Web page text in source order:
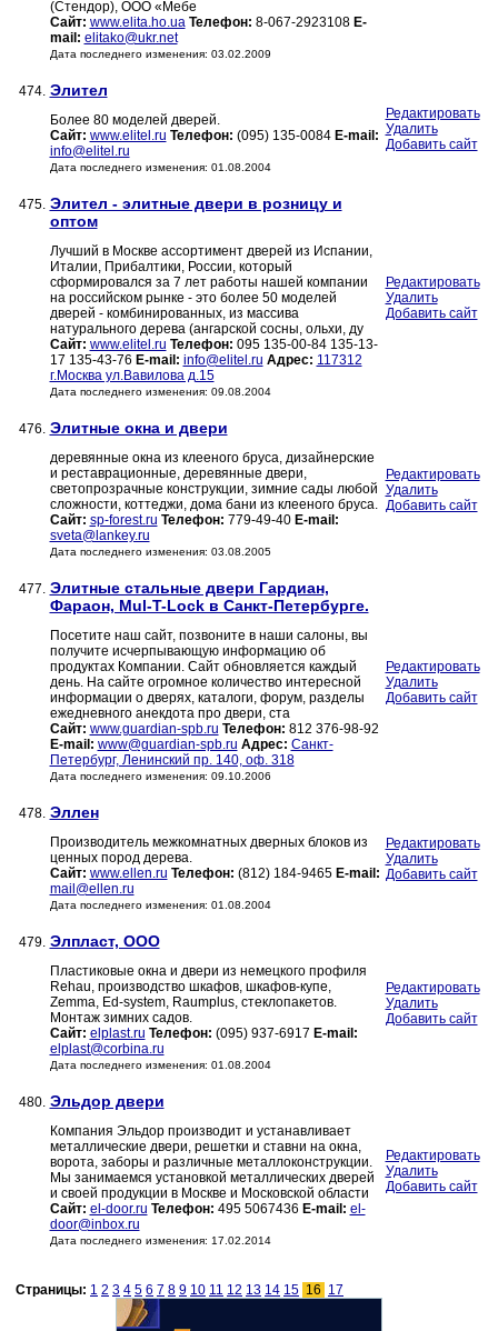
(Стендор), ООО «Мебе
Сайт: www.elita.ho.ua Телефон: 8-067-2923108 E-
mail: elitako@ukr.net
Дата последнего изменения: 03.02.2009
474. Элител
Более 80 моделей дверей.
Сайт: www.elitel.ru Телефон: (095) 135-0084 E-mail:
info@elitel.ru
Дата последнего изменения: 01.08.2004
Редактировать
Удалить
Добавить сайт
475. Элител - элитные двери в розницу и
оптом
Лучший в Москве ассортимент дверей из Испании,
Италии, Прибалтики, России, который
сформировался за 7 лет работы нашей компании
на российском рынке - это более 50 моделей
дверей - комбинированных, из массива
натурального дерева (ангарской сосны, ольхи, ду
Сайт: www.elitel.ru Телефон: 095 135-00-84 135-13-
17 135-43-76 E-mail: info@elitel.ru Адрес: 117312
г.Москва ул.Вавилова д.15
Дата последнего изменения: 09.08.2004
Редактировать
Удалить
Добавить сайт
476. Элитные окна и двери
деревянные окна из клееного бруса, дизайнерские
и реставрационные, деревянные двери,
светопрозрачные конструкции, зимние сады любой
сложности, коттеджи, дома бани из клееного бруса.
Сайт: sp-forest.ru Телефон: 779-49-40 E-mail:
sveta@lankey.ru
Дата последнего изменения: 03.08.2005
Редактировать
Удалить
Добавить сайт
477. Элитные стальные двери Гардиан,
Фараон, Mul-T-Lock в Санкт-Петербурге.
Посетите наш сайт, позвоните в наши салоны, вы
получите исчерпывающую информацию об
продуктах Компании. Сайт обновляется каждый
день. На сайте огромное количество интересной
информации о дверях, каталоги, форум, разделы
ежедневного анекдота про двери, ста
Сайт: www.guardian-spb.ru Телефон: 812 376-98-92
E-mail: www@guardian-spb.ru Адрес: Санкт-
Петербург, Ленинский пр. 140, оф. 318
Дата последнего изменения: 09.10.2006
Редактировать
Удалить
Добавить сайт
478. Эллен
Производитель межкомнатных дверных блоков из
ценных пород дерева.
Сайт: www.ellen.ru Телефон: (812) 184-9465 E-mail:
mail@ellen.ru
Дата последнего изменения: 01.08.2004
Редактировать
Удалить
Добавить сайт
479. Элпласт, ООО
Пластиковые окна и двери из немецкого профиля
Rehau, производство шкафов, шкафов-купе,
Zemma, Ed-system, Raumplus, стеклопакетов.
Монтаж зимних садов.
Сайт: elplast.ru Телефон: (095) 937-6917 E-mail:
elplast@corbina.ru
Дата последнего изменения: 01.08.2004
Редактировать
Удалить
Добавить сайт
480. Эльдор двери
Компания Эльдор производит и устанавливает
металлические двери, решетки и ставни на окна,
ворота, заборы и различные металлоконструкции.
Мы занимаемся установкой металлических дверей
и своей продукции в Москве и Московской области
Сайт: el-door.ru Телефон: 495 5067436 E-mail: el-
door@inbox.ru
Дата последнего изменения: 17.02.2014
Редактировать
Удалить
Добавить сайт
Страницы: 1 2 3 4 5 6 7 8 9 10 11 12 13 14 15 16 17